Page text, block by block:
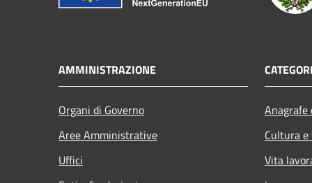
AMMINISTRAZIONE
Organi di Governo
Aree Amministrative
Uffici
Cultura
Vita